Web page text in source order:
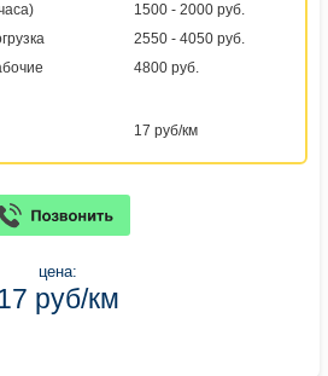
1500 - 2000 руб.
2550 - 4050 руб.
4800 руб.
17 руб/км
цена:
руб/км